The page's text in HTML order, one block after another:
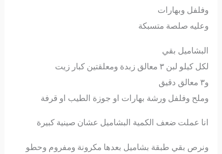
وفلفل وبهارات
وعليه صلصة متسبكة
البشاميل بقي
لكل كيلو لبن ٣ معالق زبدة ومعلقتين كبار زيت
و٣ معالق دقيق
وملح وفلفل ورشة بهارات او جوزة الطيب او قرفة
انا عملت ضعف الكمية البشاميل عشان صينية كبيرة
ونرص بقي طبقة بشاميل بعدها مكرونة ومفروم وحطو